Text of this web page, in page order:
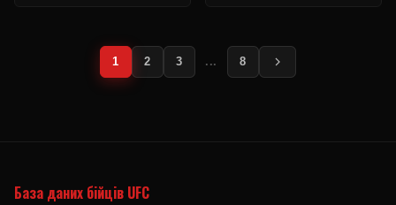
1 2 3 ... 8
База даних бійців UFC